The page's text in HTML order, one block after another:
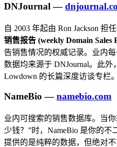
DNJournal —
自 2003 年起由 Ron Jackson 担
销售报告 (weekly Domain Sales
告销售情况的权威记录。业内
数据均来源于 DNJournal。此
Lowdown 的长篇深度访谈专栏。
NameBio —namebio.com
业内可搜索的销售数据库。当
少钱？”时，NameBio 是你的不
提供的是纯粹的数据，但绝对不